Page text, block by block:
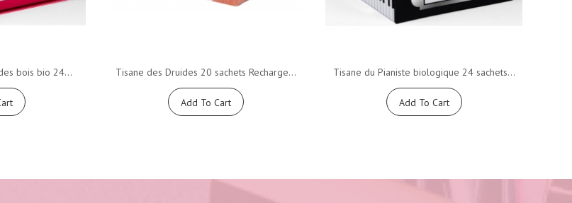
bois bio 24... Tisane des Druides 20 sachets Recharge...
Add To Cart
Tisane du Pianiste biologique 24 sachets...
Add To Cart